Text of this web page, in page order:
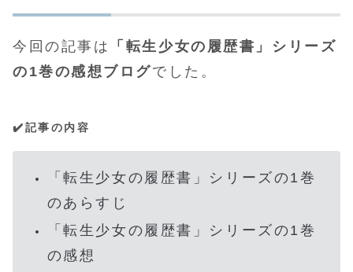
今回の記事は
「転生少女の履歴書」シリーズ
の1巻の感想ブログでした。
✔️記事の内容
「転生少女の履歴書」シリーズの1巻
のあらすじ
「転生少女の履歴書」シリーズの1巻
の感想